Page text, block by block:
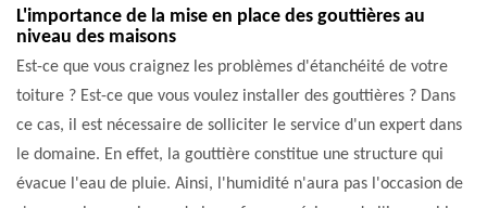
L'importance de la mise en place des gouttières au
niveau des maisons
Est-ce que vous craignez les problèmes d'étanchéité de votre
toiture ? Est-ce que vous voulez installer des gouttières ? Dans
ce cas, il est nécessaire de solliciter le service d'un expert dans
le domaine. En effet, la gouttière constitue une structure qui
évacue l'eau de pluie. Ainsi, l'humidité n'aura pas l'occasion de